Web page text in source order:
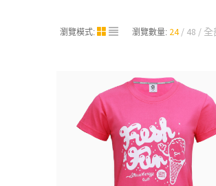
瀏覽模式: 瀏覽數量: 24 48 全